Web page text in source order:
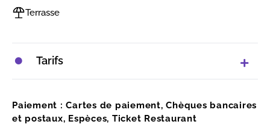
Terrasse
Tarifs
Paiement : Cartes de paiement, Chèques bancaires
et postaux, Espèces, Ticket Restaurant